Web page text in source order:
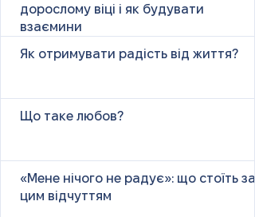
дорослому віці і як будувати
взаємини
Як отримувати радість від життя?
Що таке любов?
«Мене нічого не радує»: що стоїть за
цим відчуттям